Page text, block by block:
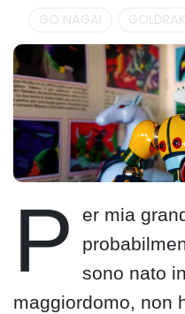
GO NAGAI
P
er mia
sono nato
maggiordomo, non